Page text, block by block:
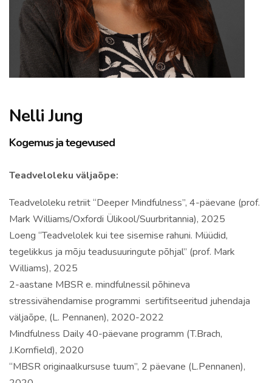
Nelli Jung
Kogemus ja tegevused
Teadveloleku väljaõpe:
Teadveloleku retriit “Deeper Mindfulness”, 4-päevane (prof.
Mark Williams/Oxfordi Ülikool/Suurbritannia), 2025
Loeng “Teadvelolek kui tee sisemise rahuni. Müüdid,
tegelikkus ja mõju teadusuuringute põhjal” (prof. Mark
Williams), 2025
2-aastane MBSR e. mindfulnessil põhineva
stressivähendamise programmi sertifitseeritud juhendaja
väljaõpe, (L. Pennanen), 2020-2022
Mindfulness Daily 40-päevane programm (T.Brach,
J.Kornfield), 2020
“MBSR originaalkursuse tuum”, 2 päevane (L.Pennanen),